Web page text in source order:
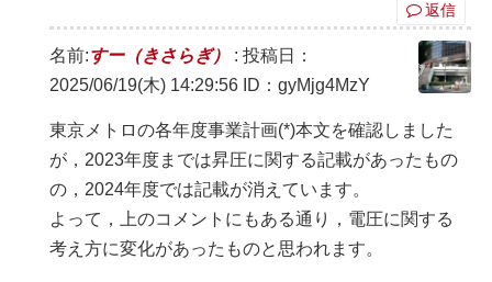
返信
名前:すー（きさらぎ） : 投稿日：
2025/06/19(木) 14:29:56 ID：gyMjg4MzY
東京メトロの各年度事業計画(*)本文を確認しました
が，2023年度までは昇圧に関する記載があったもの
の，2024年度では記載が消えています。
よって，上のコメントにもある通り，電圧に関する
考え方に変化があったものと思われます。